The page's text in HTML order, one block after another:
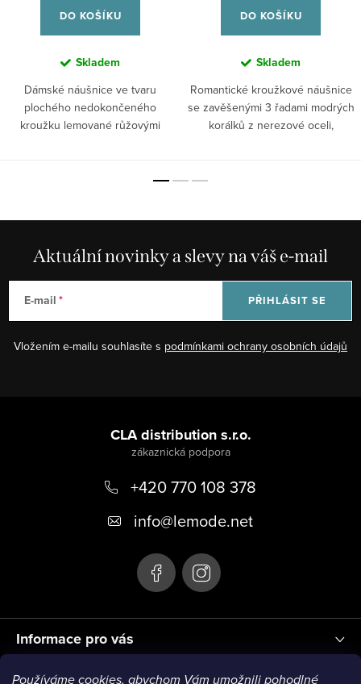
Používáme cookies, abychom Vám umožnili pohodlné
DO KOŠÍKU
Skladem
Dámské náušnice ve tvaru
plochého nedokončeného
kroužku lemované růžovými
DO KOŠÍKU
Skladem
Romantické kroužkové náušnice
se zavěšenými 3 řadami modrých
korálků z nerezové oceli,
Aktuální novinky a slevy na váš e-mail
E-mail
Vložením e-mailu souhlasíte s podmínkami ochrany osobních údajů
PŘIHLÁSIT SE
Informace pro vás
CLA distribution s.r.o.
+420 770 108 378
info@lemode.net